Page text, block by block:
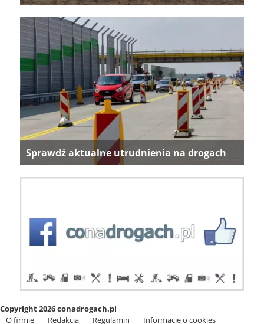
Sprawdź aktualne utrudnienia na drogach
Copyright 2026 conadrogach.pl
O firmie
Redakcja Regulamin Informacje o cookies